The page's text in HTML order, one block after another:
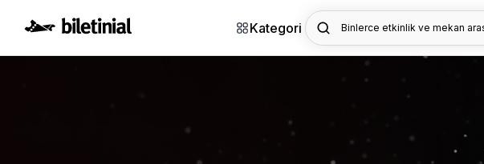
Kategori Binlerce etkinlik ve mekan